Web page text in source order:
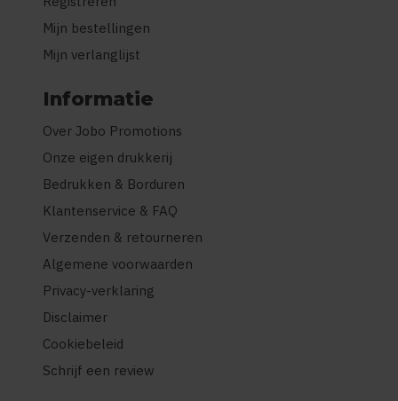
Mijn bestellingen
Mijn verlanglijst
Informatie
Over Jobo Promotions
Onze eigen drukkerij
Bedrukken & Borduren
Klantenservice & FAQ
Verzenden & retourneren
Algemene voorwaarden
Privacy-verklaring
Disclaimer
Cookiebeleid
Schrijf een review